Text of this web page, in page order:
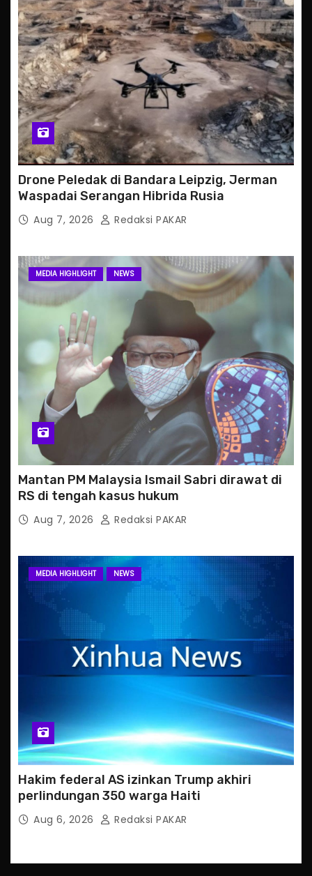
Drone Peledak di Bandara Leipzig, Jerman
Waspadai Serangan Hibrida Rusia
Aug 7, 2026 Redaksi PAKAR
MEDIA HIGHLIGHT NEWS
Mantan PM Malaysia Ismail Sabri dirawat di
RS di tengah kasus hukum
Aug 7, 2026 Redaksi PAKAR
MEDIA HIGHLIGHT NEWS
Hakim federal AS izinkan Trump akhiri
perlindungan 350 warga Haiti
Aug 6, 2026 Redaksi PAKAR